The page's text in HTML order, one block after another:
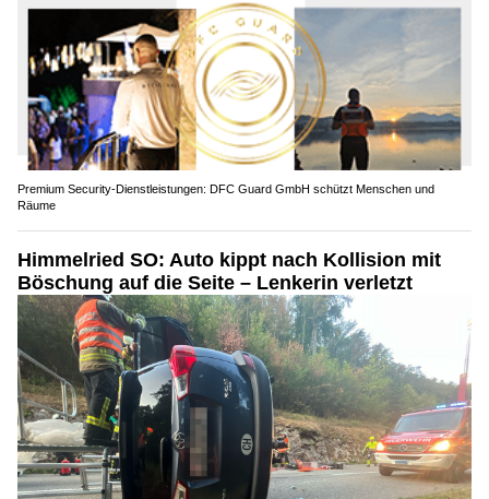
Premium Security-Dienstleistungen: DFC Guard GmbH schützt Menschen und
Räume
Himmelried SO: Auto kippt nach Kollision mit
Böschung auf die Seite – Lenkerin verletzt